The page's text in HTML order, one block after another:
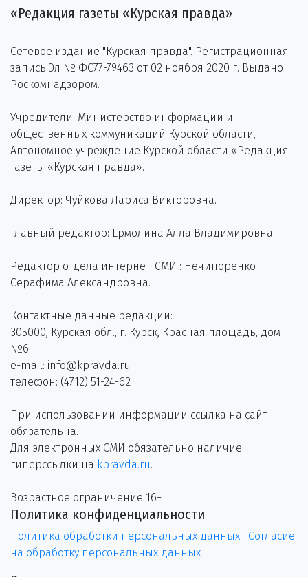
«Редакция газеты «Курская правда»
Сетевое издание "Курская правда". Регистрационная
запись Эл № ФС77-79463 от 02 ноября 2020 г. Выдано
Роскомнадзором.
Учредители: Министерство информации и
общественных коммуникаций Курской области,
Автономное учреждение Курской области «Редакция
газеты «Курская правда».
Директор: Чуйкова Лариса Викторовна.
Главный редактор: Ермолина Алла Владимировна.
Редактор отдела интернет-СМИ : Нечипоренко
Серафима Александровна.
Контактные данные редакции:
305000, Курская обл., г. Курск, Красная площадь, дом
№6.
e-mail: info@kpravda.ru
телефон: (4712) 51-24-62
При использовании информации ссылка на сайт
обязательна.
Для электронных СМИ обязательно наличие
гиперссылки на kpravda.ru.
Возрастное ограничение 16+
Политика конфиденциальности
Политика обработки персональных данных
Согласие
на обработку персональных данных